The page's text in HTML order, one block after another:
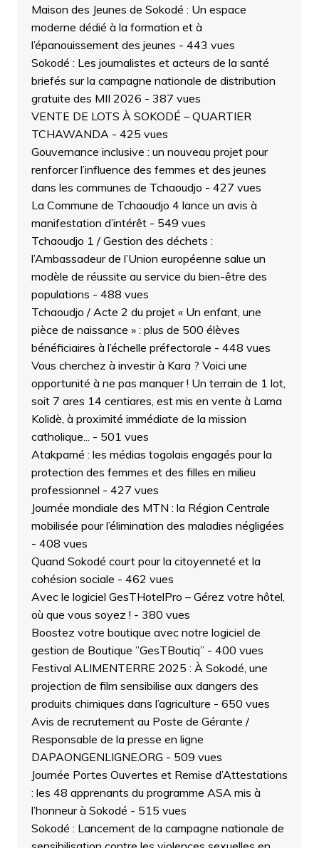
Maison des Jeunes de Sokodé : Un espace
moderne dédié à la formation et à
l’épanouissement des jeunes - 443 vues
Sokodé : Les journalistes et acteurs de la santé
briefés sur la campagne nationale de distribution
gratuite des MII 2026 - 387 vues
VENTE DE LOTS À SOKODÉ – QUARTIER
TCHAWANDA- 425 vues
Gouvernance inclusive : un nouveau projet pour
renforcer l’influence des femmes et des jeunes
dans les communes de Tchaoudjo - 427 vues
La Commune de Tchaoudjo 4 lance un avis à
manifestation d’intérêt- 549 vues
Tchaoudjo 1 / Gestion des déchets :
l’Ambassadeur de l’Union européenne salue un
modèle de réussite au service du bien-être des
populations - 488 vues
Tchaoudjo / Acte 2 du projet « Un enfant, une
pièce de naissance » : plus de 500 élèves
bénéficiaires à l’échelle préfectorale - 448 vues
Vous cherchez à investir à Kara ? Voici une
opportunité à ne pas manquer ! Un terrain de 1 lot,
soit 7 ares 14 centiares, est mis en vente à Lama
Kolidè, à proximité immédiate de la mission
catholique... - 501 vues
Atakpamé : les médias togolais engagés pour la
protection des femmes et des filles en milieu
professionnel - 427 vues
Journée mondiale des MTN : la Région Centrale
mobilisée pour l’élimination des maladies négligées
- 408 vues
Quand Sokodé court pour la citoyenneté et la
cohésion sociale - 462 vues
Avec le logiciel GesTHotelPro – Gérez votre hôtel,
où que vous soyez ! - 380 vues
Boostez votre boutique avec notre logiciel de
gestion de Boutique ”GesTBoutiq” - 400 vues
Festival ALIMENTERRE 2025 : À Sokodé, une
projection de film sensibilise aux dangers des
produits chimiques dans l’agriculture - 650 vues
Avis de recrutement au Poste de Gérante /
Responsable de la presse en ligne
DAPAONGENLIGNE.ORG - 509 vues
Journée Portes Ouvertes et Remise d’Attestations
: les 48 apprenants du programme ASA mis à
l’honneur à Sokodé - 515 vues
Sokodé : Lancement de la campagne nationale de